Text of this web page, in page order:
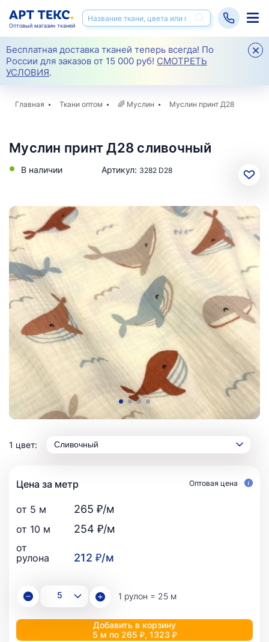
Бесплатная доставка тканей теперь всегда! По
России для заказов от 15 000 руб! СМОТРЕТЬ
УСЛОВИЯ.
Оптовый магазин тканей
Главная Ткани оптом 🌈 Муслин Муслин принт Д28
Муслин принт Д28 сливочный
В наличии Артикул: 3282 D28
1 цвет: Сливочный
Цена за метр Оптовая цена
от 5 м 265 ₽/м
от 10 м 254 ₽/м
от
рулона
212 ₽/м
1 рулон = 25 м
Добавить в корзину
5 м по 265 ₽, 1323 ₽